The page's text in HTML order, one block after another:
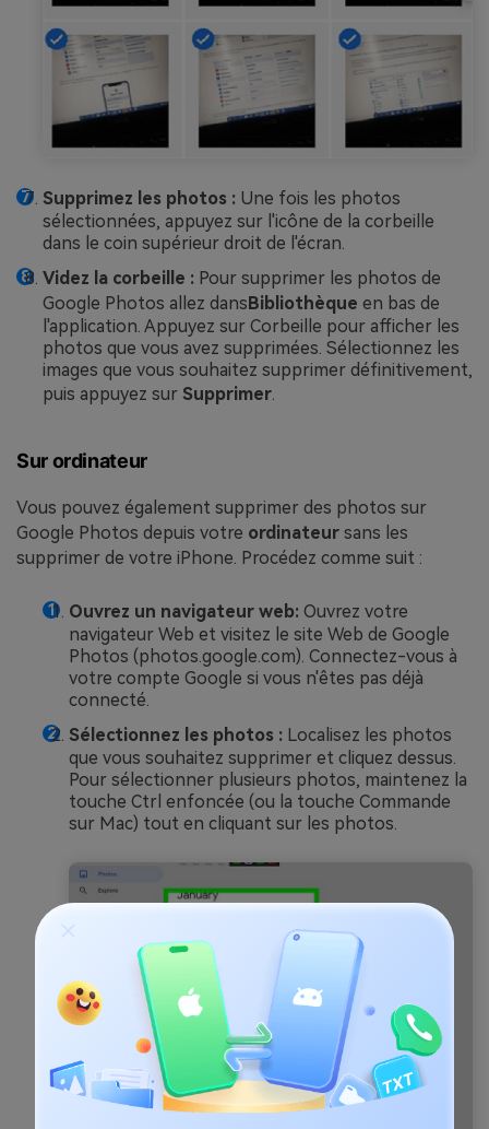
Supprimez les photos : Une fois les photos
sélectionnées, appuyez sur l'icône de la corbeille
dans le coin supérieur droit de l'écran.
Videz la corbeille : Pour supprimer les photos de
Google Photos allez dansBibliothèque en bas de
l'application. Appuyez sur Corbeille pour afficher les
photos que vous avez supprimées. Sélectionnez les
images que vous souhaitez supprimer définitivement,
puis appuyez sur Supprimer.
Sur ordinateur
Vous pouvez également supprimer des photos sur
Google Photos depuis votre ordinateur sans les
supprimer de votre iPhone. Procédez comme suit :
Ouvrez un navigateur web: Ouvrez votre
navigateur Web et visitez le site Web de Google
Photos (photos.google.com). Connectez-vous à
votre compte Google si vous n'êtes pas déjà
connecté.
Sélectionnez les photos : Localisez les photos
que vous souhaitez supprimer et cliquez dessus.
Pour sélectionner plusieurs photos, maintenez la
touche Ctrl enfoncée (ou la touche Commande
sur Mac) tout en cliquant sur les photos.